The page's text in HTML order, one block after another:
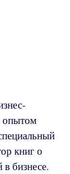
опытом
книг о
бизнесе.